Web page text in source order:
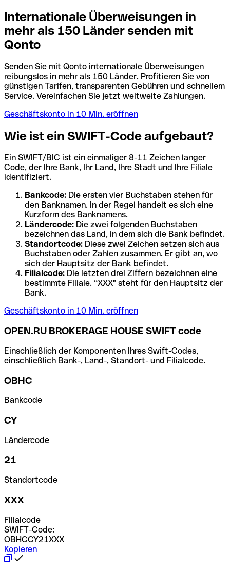
Internationale Überweisungen in
mehr als 150 Länder senden mit
Qonto
Senden Sie mit Qonto internationale Überweisungen
reibungslos in mehr als 150 Länder. Profitieren Sie von
günstigen Tarifen, transparenten Gebühren und schnellem
Service. Vereinfachen Sie jetzt weltweite Zahlungen.
Geschäftskonto in 10 Min. eröffnen
Wie ist ein SWIFT-Code aufgebaut?
Ein SWIFT/BIC ist ein einmaliger 8-11 Zeichen langer
Code, der Ihre Bank, Ihr Land, Ihre Stadt und Ihre Filiale
identifiziert.
Bankcode: Die ersten vier Buchstaben stehen für
den Banknamen. In der Regel handelt es sich eine
Kurzform des Banknamens.
Ländercode: Die zwei folgenden Buchstaben
bezeichnen das Land, in dem sich die Bank befindet.
Standortcode: Diese zwei Zeichen setzen sich aus
Buchstaben oder Zahlen zusammen. Er gibt an, wo
sich der Hauptsitz der Bank befindet.
Filialcode: Die letzten drei Ziffern bezeichnen eine
bestimmte Filiale. “XXX" steht für den Hauptsitz der
Bank.
Geschäftskonto in 10 Min. eröffnen
OPEN.RU BROKERAGE HOUSE SWIFT code
Einschließlich der Komponenten Ihres Swift-Codes,
einschließlich Bank-, Land-, Standort- und Filialcode.
OBHC
Bankcode
CY
Ländercode
21
Standortcode
XXX
Filialcode
SWIFT-Code:
OBHCCY21XXX
Kopieren